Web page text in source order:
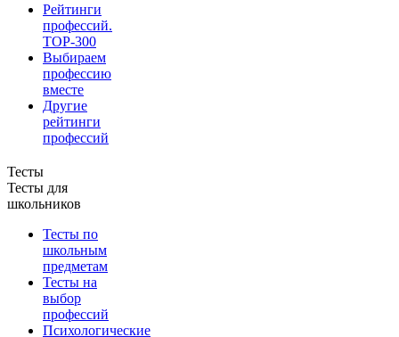
Рейтинги
профессий.
TOP-300
Выбираем
профессию
вместе
Другие
рейтинги
профессий
Тесты
Тесты для
школьников
Тесты по
школьным
предметам
Тесты на
выбор
профессий
Психологические